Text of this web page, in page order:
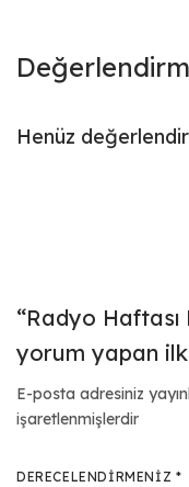
Henüz
“Radyo Haftası
yorum yapan
E-posta adresiniz
işaretlenmişlerdir
DERECELENDIRMENIZ *